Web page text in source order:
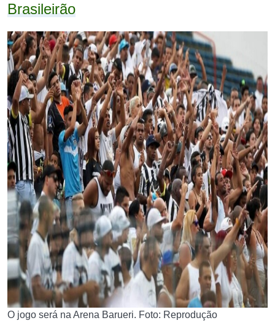
Brasileirão
O jogo será na Arena Barueri. Foto: Reprodução